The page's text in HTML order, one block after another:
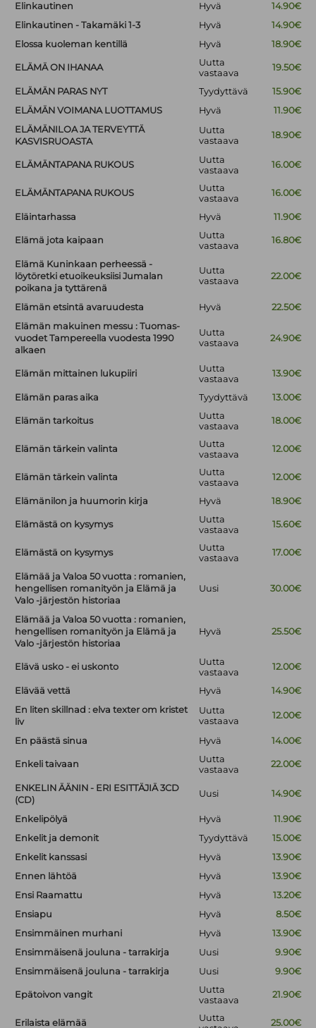
Elinkautinen Hyvä
14.90€
Elinkautinen - Takamäki 1-3
Hyvä
14.90€
Elossa kuoleman kentillä
Hyvä 18.90€
ELÄMÄ ON IHANAA
Uutta
vastaava
19.50€
ELÄMÄN PARAS NYT Tyydyttävä
15.90€
ELÄMÄN VOIMANA LUOTTAMUS
Hyvä
11.90€
ELÄMÄNILOA JA TERVEYTTÄ
KASVISRUOASTA
Uutta
vastaava
18.90€
ELÄMÄNTAPANA RUKOUS
Uutta
vastaava
16.00€
ELÄMÄNTAPANA RUKOUS
Uutta
vastaava
16.00€
Eläintarhassa Hyvä 11.90€
Elämä jota kaipaan
Uutta
vastaava
16.80€
Elämä Kuninkaan perheessä -
löytöretki etuoikeuksiisi Jumalan
poikana ja tyttärenä
Uutta
vastaava
22.00€
Elämän etsintä avaruudesta Hyvä
22.50€
Elämän makuinen messu : Tuomas-
vuodet Tampereella vuodesta 1990
alkaen
Uutta
vastaava
24.90€
Elämän mittainen lukupiiri
Uutta
vastaava
13.90€
Elämän paras aika Tyydyttävä 13.00€
Elämän tarkoitus
Uutta
vastaava
18.00€
Elämän tärkein valinta
Uutta
vastaava
12.00€
Elämän tärkein valinta
Uutta
vastaava
12.00€
Elämänilon ja huumorin kirja Hyvä 18.90€
Elämästä on kysymys
Uutta
vastaava
15.60€
Elämästä on kysymys
Uutta
vastaava
17.00€
Elämää ja Valoa 50 vuotta : romanien,
hengellisen romanityön ja Elämä ja
Valo -järjestön historiaa
Uusi 30.00€
Elämää ja Valoa 50 vuotta : romanien,
hengellisen romanityön ja Elämä ja
Valo -järjestön historiaa
Hyvä 25.50€
Elävä usko - ei uskonto
Uutta
vastaava
12.00€
Elävää vettä Hyvä
14.90€
En liten skillnad : elva texter om kristet
liv
Uutta
vastaava
12.00€
En päästä sinua Hyvä 14.00€
Enkeli taivaan
Uutta
vastaava
22.00€
ENKELIN ÄÄNIN - ERI ESITTÄJIÄ 3CD
(CD)
Uusi 14.90€
Enkelipölyä Hyvä
11.90€
Enkelit ja demonit
Tyydyttävä
15.00€
Enkelit kanssasi
Hyvä
13.90€
Ennen lähtöä
Hyvä
13.90€
Ensi Raamattu
Hyvä
13.20€
Ensiapu
Hyvä
8.50€
Ensimmäinen murhani
Hyvä
13.90€
Ensimmäisenä jouluna - tarrakirja
Uusi
9.90€
Ensimmäisenä jouluna - tarrakirja
Uusi 9.90€
Epätoivon vangit
Uutta
vastaava
21.90€
Erilaista elämää
Uutta
25.00€